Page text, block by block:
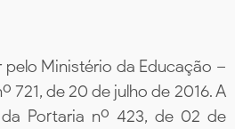
Ministério da Educação –
721, de 20 de julho de 2016. A
Portaria nº 423, de 02 de